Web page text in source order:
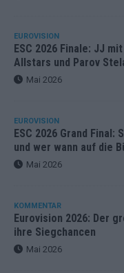
EUROVISION
ESC 2026 Finale: JJ
Allstars und Parov
Mai 2026
EUROVISION
ESC 2026 Grand
und wer wann auf die
Mai 2026
KOMMENTAR
Eurovision 2026: Der
ihre Siegchancen
Mai 2026